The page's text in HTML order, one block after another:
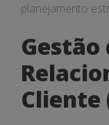
planejamento
Gestão
Cliente